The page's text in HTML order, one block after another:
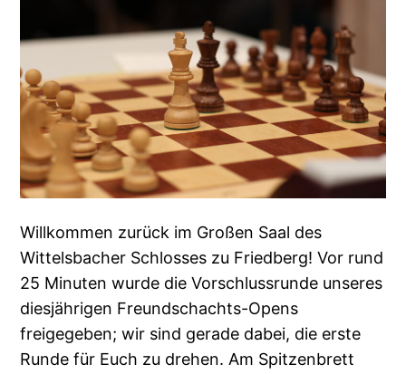
Willkommen zurück im Großen Saal des
Wittelsbacher Schlosses zu Friedberg! Vor rund
25 Minuten wurde die Vorschlussrunde unseres
diesjährigen Freundschachts-Opens
freigegeben; wir sind gerade dabei, die erste
Runde für Euch zu drehen. Am Spitzenbrett